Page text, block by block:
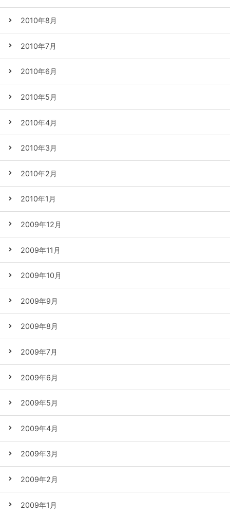
2010年8月
2010年7月
2010年6月
2010年5月
2010年4月
2010年3月
2010年2月
2010年1月
2009年12月
2009年11月
2009年10月
2009年9月
2009年8月
2009年7月
2009年6月
2009年5月
2009年4月
2009年3月
2009年2月
2009年1月